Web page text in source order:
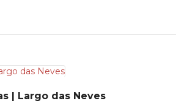
encontro volta a reunir amantes
a marcar presença nesta
| Largo das Neves